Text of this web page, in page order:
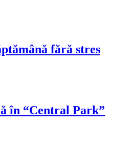
fără stres
în “Central Park”